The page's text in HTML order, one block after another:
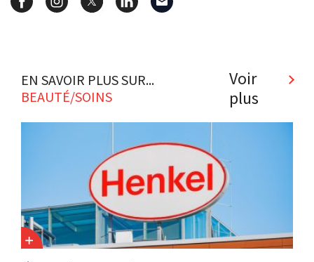
EN SAVOIR PLUS SUR...
BEAUTÉ/SOINS
Voir
plus